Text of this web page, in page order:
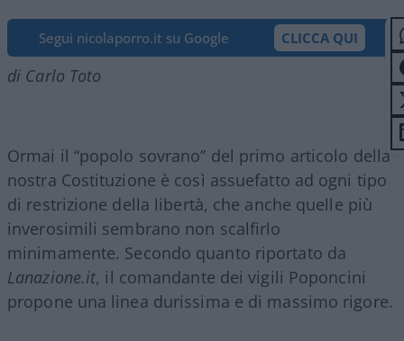
Segui nicolaporro.it su Google CLICCA QUI
di Carlo Toto
Ormai il “popolo sovrano” del primo articolo della
nostra Costituzione è così assuefatto ad ogni tipo
di restrizione della libertà, che anche quelle più
inverosimili sembrano non scalfirlo
minimamente. Secondo quanto riportato da
Lanazione.it, il comandante dei vigili Poponcini
propone una linea durissima e di massimo rigore.